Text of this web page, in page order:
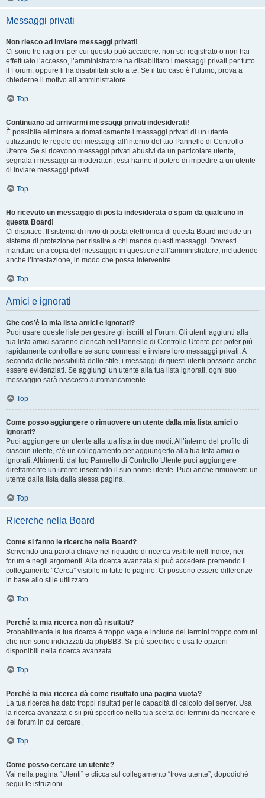
Messaggi privati
Non riesco ad inviare messaggi privati!
Ci sono tre ragioni per cui questo può accadere: non sei registrato o non hai
effettuato l’accesso, l’amministratore ha disabilitato i messaggi privati per tutto
il Forum, oppure li ha disabilitati solo a te. Se il tuo caso è l’ultimo, prova a
chiederne il motivo all’amministratore.
Top
Continuano ad arrivarmi messaggi privati indesiderati!
È possibile eliminare automaticamente i messaggi privati ​​di un utente
utilizzando le regole dei messaggi all’interno del tuo Pannello di Controllo
Utente. Se si ricevono messaggi privati ​​abusivi da un particolare utente,
segnala i messaggi ai moderatori; essi hanno il potere di impedire a un utente
di inviare messaggi privati​​.
Top
Ho ricevuto un messaggio di posta indesiderata o spam da qualcuno in
questa Board!
Ci dispiace. Il sistema di invio di posta elettronica di questa Board include un
sistema di protezione per risalire a chi manda questi messaggi. Dovresti
mandare una copia del messaggio in questione all’amministratore, includendo
anche l’intestazione, in modo che possa intervenire.
Top
Amici e ignorati
Che cos’è la mia lista amici e ignorati?
Puoi usare queste liste per gestire gli iscritti al Forum. Gli utenti aggiunti alla
tua lista amici saranno elencati nel Pannello di Controllo Utente per poter più
rapidamente controllare se sono connessi e inviare loro messaggi privati. A
seconda delle possibilità dello stile, i messaggi di questi utenti possono anche
essere evidenziati. Se aggiungi un utente alla tua lista ignorati, ogni suo
messaggio sarà nascosto automaticamente.
Top
Come posso aggiungere o rimuovere un utente dalla mia lista amici o
ignorati?
Puoi aggiungere un utente alla tua lista in due modi. All’interno del profilo di
ciascun utente, c’è un collegamento per aggiungerlo alla tua lista amici o
ignorati. Altrimenti, dal tuo Pannello di Controllo Utente puoi aggiungere
direttamente un utente inserendo il suo nome utente. Puoi anche rimuovere un
utente dalla lista dalla stessa pagina.
Top
Ricerche nella Board
Come si fanno le ricerche nella Board?
Scrivendo una parola chiave nel riquadro di ricerca visibile nell’Indice, nei
forum e negli argomenti. Alla ricerca avanzata si può accedere premendo il
collegamento “Cerca” visibile in tutte le pagine. Ci possono essere differenze
in base allo stile utilizzato.
Top
Perché la mia ricerca non dà risultati?
Probabilmente la tua ricerca è troppo vaga e include dei termini troppo comuni
che non sono indicizzati da phpBB3. Sii più specifico e usa le opzioni
disponibili nella ricerca avanzata.
Top
Perché la mia ricerca dà come risultato una pagina vuota?
La tua ricerca ha dato troppi risultati per le capacità di calcolo del server. Usa
la ricerca avanzata e sii più specifico nella tua scelta dei termini da ricercare e
dei forum in cui cercare.
Top
Come posso cercare un utente?
Vai nella pagina “Utenti” e clicca sul collegamento “trova utente”, dopodiché
segui le istruzioni.